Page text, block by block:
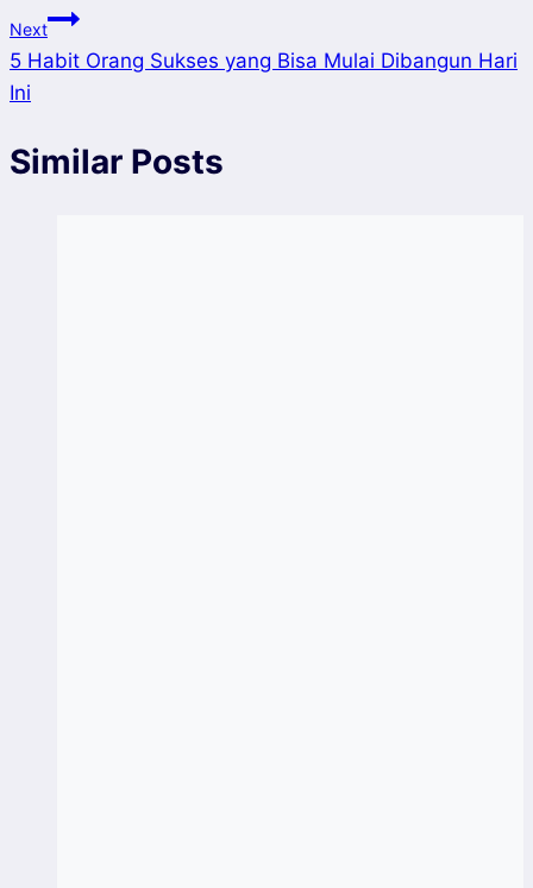
Next
5 Habit Orang Sukses yang Bisa Mulai Dibangun Hari
Ini
Similar Posts